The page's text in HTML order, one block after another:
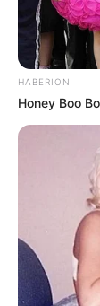
HABERION
Honey Boo